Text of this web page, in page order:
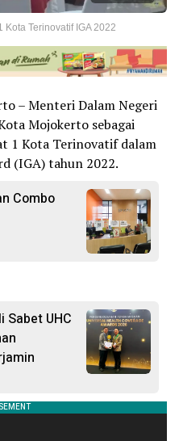
Terinovatif IGA 2022
– Menteri Dalam Negeri
Mojokerto sebagai
1 Kota Terinovatif dalam
(IGA) tahun 2022.
Combo
Sabet UHC